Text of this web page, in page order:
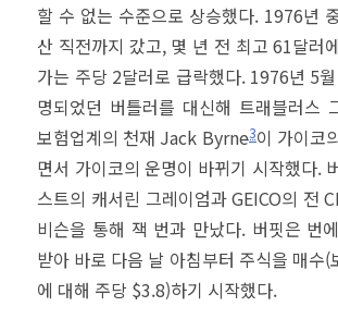
할 수 없는 수준으로 상승했다. 1976년
산 직전까지 갔고, 몇 년 전 최고 61달러
가는 주당 2달러로 급락했다. 1976년 5
명되었던 버틀러를 대신해 트래블러스
보험업계의 천재 Jack Byrne3이 가이코
면서 가이코의 운명이 바뀌기 시작했다.
스트의 캐서린 그레이엄과 GEICO의 전
비슨을 통해 잭 번과 만났다. 버핏은 번
받아 바로 다음 날 아침부터 주식을 매수
에 대해 주당 $3.8)하기 시작했다.